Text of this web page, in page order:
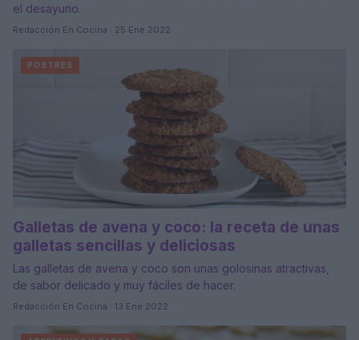
el desayuno.
Redacción En Cocina · 25 Ene 2022
POSTRES
Galletas de avena y coco: la receta de unas
galletas sencillas y deliciosas
Las galletas de avena y coco son unas golosinas atractivas,
de sabor delicado y muy fáciles de hacer.
Redacción En Cocina · 13 Ene 2022